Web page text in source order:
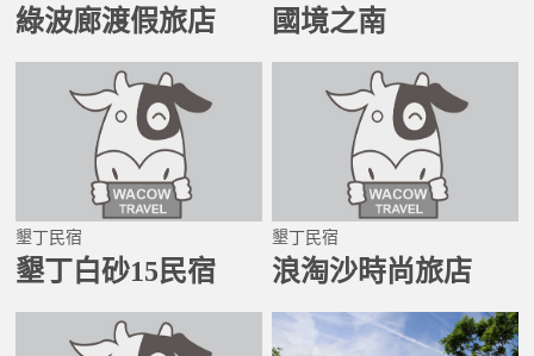
綠波廊渡假旅店 國境之南
墾丁民宿
墾丁白砂15民宿
墾丁民宿
浪淘沙時尚旅店